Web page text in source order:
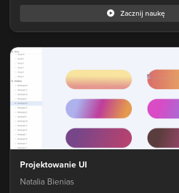
Zacznij naukę
Projektowanie UI
Natalia Bienias